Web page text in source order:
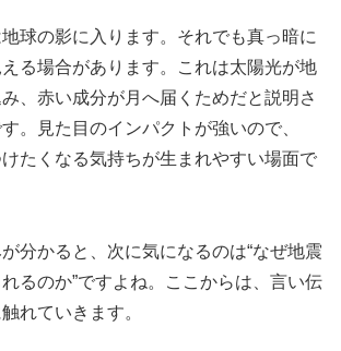
球の影に入ります。それでも真っ暗に
る場合があります。これは太陽光が地
、赤い成分が月へ届くためだと説明さ
。見た目のインパクトが強いので、
けたくなる気持ちが生まれやすい場面で
分かると、次に気になるのは“なぜ地震
るのか”ですよね。ここからは、言い伝
れていきます。